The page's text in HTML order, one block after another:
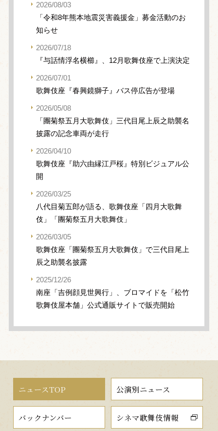
2026/08/03
「令和8年熊本地震災害義援金」募金活動のお
知らせ
2026/07/18
『与話情浮名横櫛』、12月歌舞伎座で上演決定
2026/07/01
歌舞伎座『春興鏡獅子』バス停広告が登場
2026/05/08
「團菊祭五月大歌舞伎」三代目尾上辰之助襲名
披露の記念車両が走行
2026/04/10
歌舞伎座『助六由縁江戸桜』特別ビジュアル公
開
2026/03/25
八代目菊五郎が語る、歌舞伎座「四月大歌舞
伎」「團菊祭五月大歌舞伎」
2026/03/05
歌舞伎座「團菊祭五月大歌舞伎」で三代目尾上
辰之助襲名披露
2025/12/26
南座「吉例顔見世興行」、ブロマイドを「松竹
歌舞伎屋本舗」公式通販サイトで販売開始
ニュースTOP 公演別ニュース
バックナンバー シネマ歌舞伎情報